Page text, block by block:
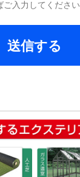
入力してください
送信する